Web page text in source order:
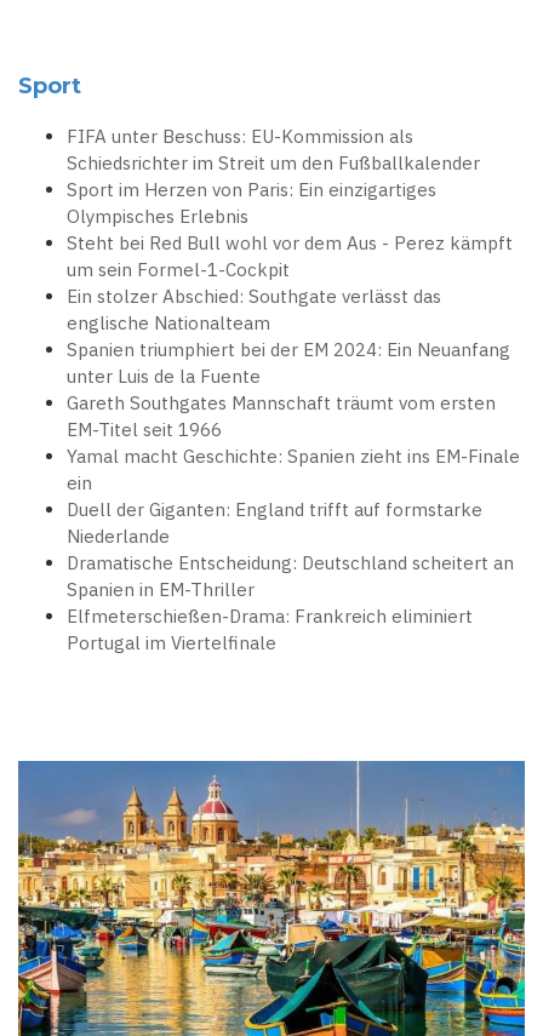
Sport
FIFA unter Beschuss: EU-Kommission als
Schiedsrichter im Streit um den Fußballkalender
Sport im Herzen von Paris: Ein einzigartiges
Olympisches Erlebnis
Steht bei Red Bull wohl vor dem Aus - Perez kämpft
um sein Formel-1-Cockpit
Ein stolzer Abschied: Southgate verlässt das
englische Nationalteam
Spanien triumphiert bei der EM 2024: Ein Neuanfang
unter Luis de la Fuente
Gareth Southgates Mannschaft träumt vom ersten
EM-Titel seit 1966
Yamal macht Geschichte: Spanien zieht ins EM-Finale
ein
Duell der Giganten: England trifft auf formstarke
Niederlande
Dramatische Entscheidung: Deutschland scheitert an
Spanien in EM-Thriller
Elfmeterschießen-Drama: Frankreich eliminiert
Portugal im Viertelfinale